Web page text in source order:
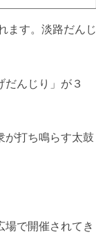
ます。淡路だんじ
んじり」が３
が打ち鳴らす太鼓
で開催されてき